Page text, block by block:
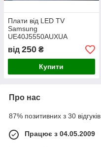
Плати від LED TV
Samsung
UE40J5550AUXUA
поблочно (розбита
матриця).
від 250 ₴
Купити
Про нас
87% позитивних з 30 відгуків
Працює з 04.05.2009